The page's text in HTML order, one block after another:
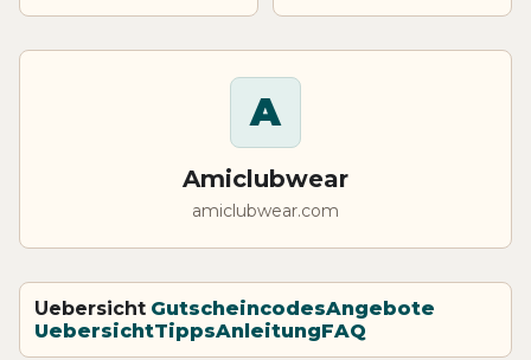
A
Amiclubwear
amiclubwear.com
Uebersicht GutscheincodesAngebote
UebersichtTippsAnleitungFAQ